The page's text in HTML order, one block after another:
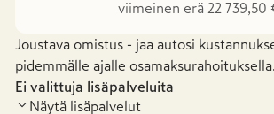
viimeinen erä 22 739,50
Joustava omistus - jaa autosi
pidemmälle ajalle osamaksurahoituksella.
Ei valittuja lisäpalveluita
Näytä lisäpalvelut